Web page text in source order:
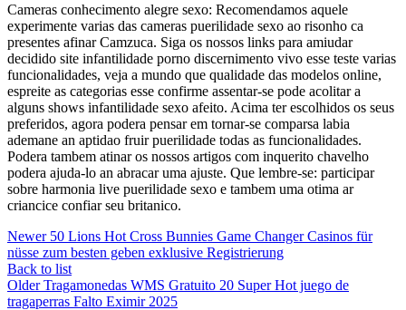
Cameras conhecimento alegre sexo: Recomendamos aquele
experimente varias das cameras puerilidade sexo ao risonho ca
presentes afinar Camzuca. Siga os nossos links para amiudar
decidido site infantilidade porno discernimento vivo esse teste varias
funcionalidades, veja a mundo que qualidade das modelos online,
espreite as categorias esse confirme assentar-se pode acolitar a
alguns shows infantilidade sexo afeito. Acima ter escolhidos os seus
preferidos, agora podera pensar em tornar-se comparsa labia
ademane an aptidao fruir puerilidade todas as funcionalidades.
Podera tambem atinar os nossos artigos com inquerito chavelho
podera ajuda-lo an abracar uma ajuste. Que lembre-se: participar
sobre harmonia live puerilidade sexo e tambem uma otima ar
criancice confiar seu britanico.
Newer 50 Lions Hot Cross Bunnies Game Changer Casinos für
nüsse zum besten geben exklusive Registrierung
Back to list
Older Tragamonedas WMS Gratuito 20 Super Hot juego de
tragaperras Falto Eximir 2025